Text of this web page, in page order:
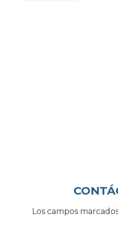
Los campos